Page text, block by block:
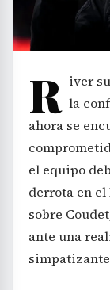
R iver
la
ahora se
el equipo
derrota en
sobre
ante una